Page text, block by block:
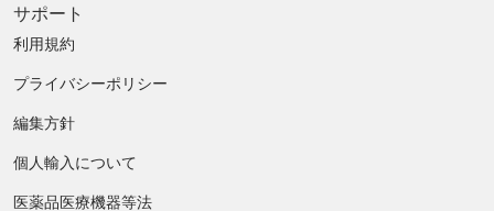
サポート
利用規約
プライバシーポリシー
編集方針
個人輸入について
医薬品医療機器等法